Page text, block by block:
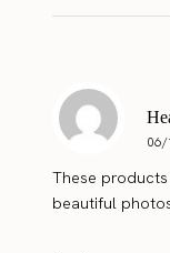
These
beautiful